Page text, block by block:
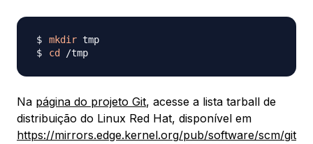
mkdir
cd
Na página do projeto Git, acesse a lista tarball de
distribuição do Linux Red Hat, disponível em
https://mirrors.edge.kernel.org/pub/software/scm/git